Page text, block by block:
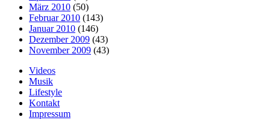
März 2010 (50)
Februar 2010 (143)
Januar 2010 (146)
Dezember 2009 (43)
November 2009 (43)
Videos
Musik
Lifestyle
Kontakt
Impressum